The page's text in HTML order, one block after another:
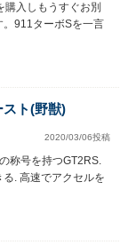
入しもうすぐお別
。911ターボSを一言
スト(野獣)
2020/03/06投稿
称号を持つGT2RS.
. 高速でアクセルを